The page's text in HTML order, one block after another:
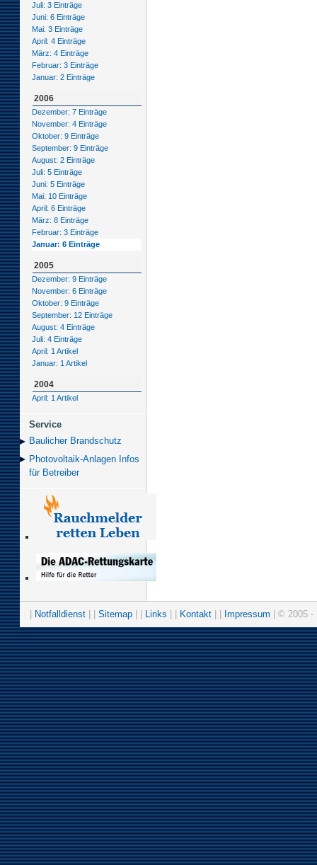
Juli: 3 Einträge
Juni: 6 Einträge
Mai: 3 Einträge
April: 4 Einträge
März: 4 Einträge
Februar: 3 Einträge
Januar: 2 Einträge
2006
Dezember: 7 Einträge
November: 4 Einträge
Oktober: 9 Einträge
September: 9 Einträge
August: 2 Einträge
Juli: 5 Einträge
Juni: 5 Einträge
Mai: 10 Einträge
April: 6 Einträge
März: 8 Einträge
Februar: 3 Einträge
Januar: 6 Einträge
2005
Dezember: 9 Einträge
November: 6 Einträge
Oktober: 9 Einträge
September: 12 Einträge
August: 4 Einträge
Juli: 4 Einträge
April: 1 Artikel
Januar: 1 Artikel
2004
April: 1 Artikel
Service
Baulicher Brand­schutz
Photovoltaik-Anlagen Infos
für Betreiber
Notfalldienst Sitemap Links Kontakt Impressum | © 2005 -